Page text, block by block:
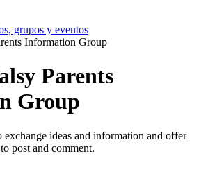
grupos y eventos
Information Group
Parents
Group
exchange ideas and information and offer
post and comment.